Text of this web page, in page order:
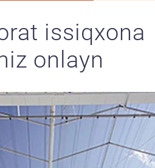
issiqxona
onlayn